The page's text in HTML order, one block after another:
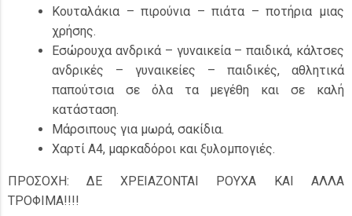
Κουταλάκια – πιρούνια – πιάτα – ποτήρια μιας
χρήσης.
Εσώρουχα ανδρικά – γυναικεία – παιδικά, κάλτσες
ανδρικές – γυναικείες – παιδικές, αθλητικά
παπούτσια σε όλα τα μεγέθη και σε καλή
κατάσταση.
Μάρσιπους για μωρά, σακίδια.
Χαρτί Α4, μαρκαδόροι και ξυλομπογιές.
ΠΡΟΣΟΧΗ: ΔΕ ΧΡΕΙΑΖΟΝΤΑΙ ΡΟΥΧΑ ΚΑΙ ΑΛΛΑ
ΤΡΟΦΙΜΑ!!!!